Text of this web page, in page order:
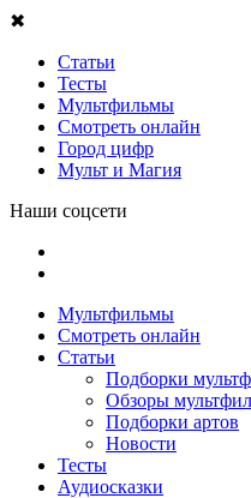
✖
Статьи
Тесты
Мультфильмы
Смотреть онлайн
Город цифр
Мульт и Магия
Наши соцсети
Мультфильмы
Смотреть онлайн
Статьи
Подборки
Обзоры
Подборки артов
Новости
Тесты
Аудиосказки